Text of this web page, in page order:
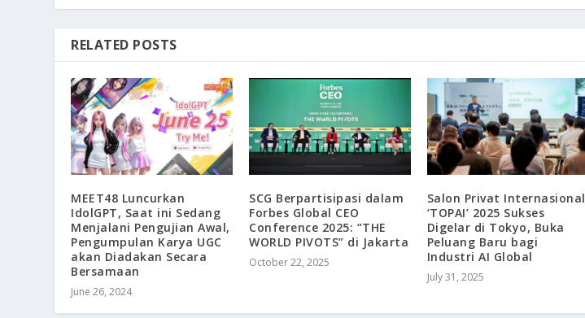
RELATED POSTS
MEET48 Luncurkan
IdolGPT, Saat ini Sedang
Menjalani Pengujian Awal,
Pengumpulan Karya UGC
akan Diadakan Secara
Bersamaan
June 26, 2024
SCG Berpartisipasi dalam
Forbes Global CEO
Conference 2025: “THE
WORLD PIVOTS” di Jakarta
October 22, 2025
Salon Privat Internasional
‘TOPAI’ 2025 Sukses
Digelar di Tokyo, Buka
Peluang Baru bagi
Industri AI Global
July 31, 2025